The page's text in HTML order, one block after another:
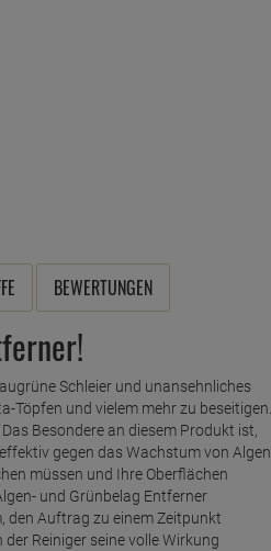
BEWERTUNGEN
Schleier und unansehnliches
Töpfen und vielem mehr zu beseitigen.
Besondere an diesem Produkt ist,
gegen das Wachstum von Algen
müssen und Ihre Oberflächen
und Grünbelag Entferner
den Auftrag zu einem Zeitpunkt
Reiniger seine volle Wirkung